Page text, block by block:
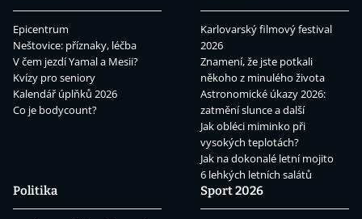
Epicentrum
Neštovice: příznaky, léčba
V čem jezdí Yamal a Mesii?
Kvízy pro seniory
Kalendář úplňků 2026
Co je bodycount?
Karlovarský filmový festival
2026
Znamení, že jste potkali
někoho z minulého života
Astronomické úkazy 2026:
zatmění slunce a další
Jak obléci miminko při
vysokých teplotách?
Jak na dokonalé letní mojito
6 lehkých letních salátů
Politika
Sport 2026